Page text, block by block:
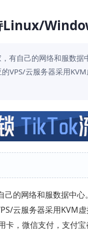
Linux/
有自己的网络和服数据
VPS/云服务器采用
的网络和服数据中
云服务器采用KVM
卡，微信支付，支付